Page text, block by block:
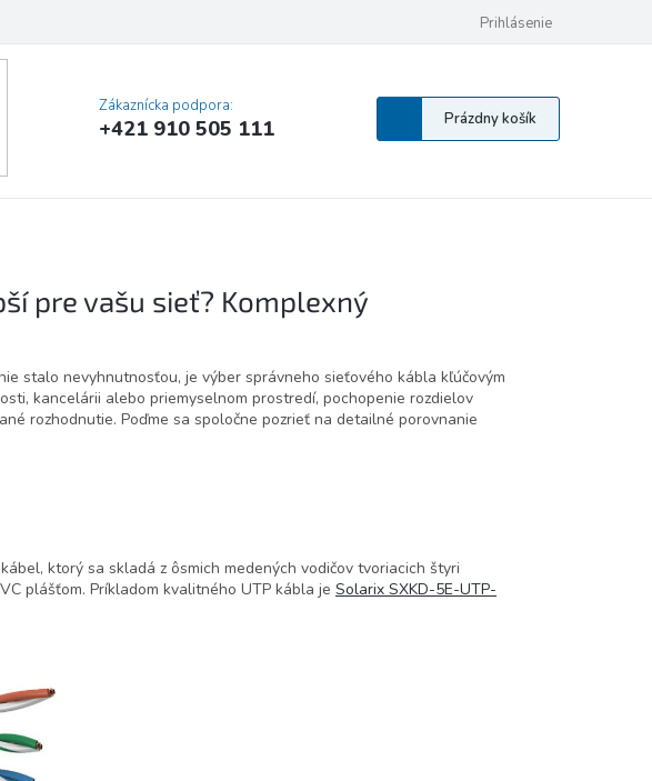
Vyhlásenie o prístupnosti
Prihlásenie
Zákaznícka podpora:
+421 910 505 111
Nákupný
košík
Prázdny košík
pre vašu sieť? Komplexný
stalo nevyhnutnosťou, je výber správneho sieťového kábla kľúčovým
kancelárii alebo priemyselnom prostredí, pochopenie rozdielov
rozhodnutie. Poďme sa spoločne pozrieť na detailné porovnanie
ktorý sa skladá z ôsmich medených vodičov tvoriacich štyri
plášťom. Príkladom kvalitného UTP kábla je Solarix SXKD-5E-UTP-